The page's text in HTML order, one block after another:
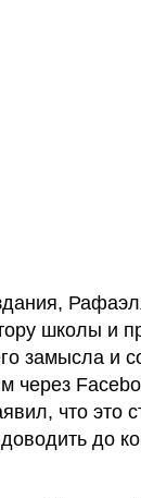
школы и
замысла и
через
что это
до